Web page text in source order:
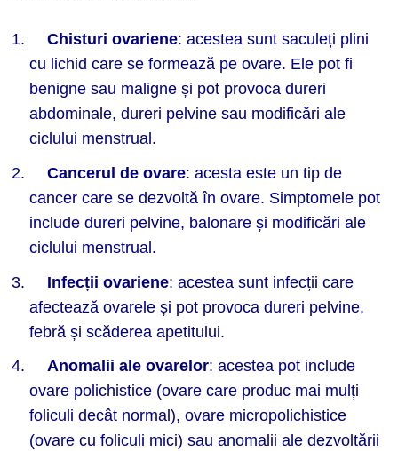
Chisturi ovariene: acestea sunt saculeți plini
cu lichid care se formează pe ovare. Ele pot fi
benigne sau maligne și pot provoca dureri
abdominale, dureri pelvine sau modificări ale
ciclului menstrual.
Cancerul de ovare: acesta este un tip de
cancer care se dezvoltă în ovare. Simptomele pot
include dureri pelvine, balonare și modificări ale
ciclului menstrual.
Infecții ovariene: acestea sunt infecții care
afectează ovarele și pot provoca dureri pelvine,
febră și scăderea apetitului.
Anomalii ale ovarelor: acestea pot include
ovare polichistice (ovare care produc mai mulți
foliculi decât normal), ovare micropolichistice
(ovare cu foliculi mici) sau anomalii ale dezvoltării